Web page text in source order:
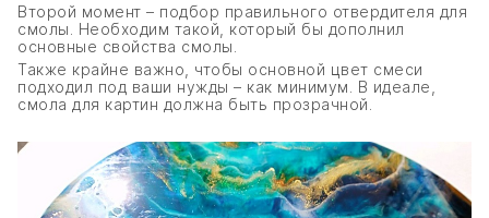
Второй момент – подбор правильного отвердителя для
смолы. Необходим такой, который бы дополнил
основные свойства смолы.
Также крайне важно, чтобы основной цвет смеси
подходил под ваши нужды – как минимум. В идеале,
смола для картин должна быть прозрачной.